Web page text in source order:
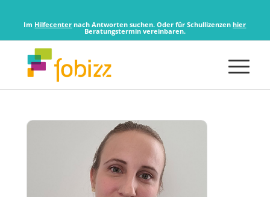
Im Hilfecenter nach Antworten suchen. Oder für Schullizenzenhier
Beratungstermin vereinbaren.